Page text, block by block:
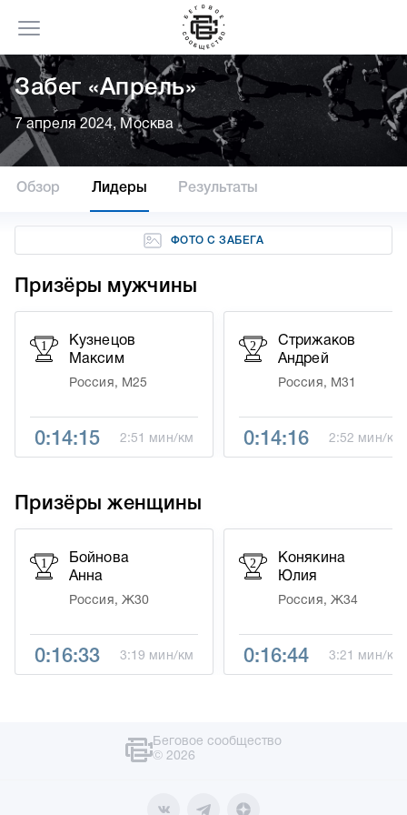
Забег «Апрель»
7 апреля 2024, Москва
Обзор Лидеры Результаты
ФОТО С ЗАБЕГА
Призёры мужчины
1
Кузнецов
Максим
Россия, М25
0:14:15 2:51 мин/км
2
Стрижаков
Андрей
Россия, М31
0:14:16 2:52 мин/км
Призёры женщины
1
Бойнова
Анна
Россия, Ж30
0:16:33 3:19 мин/км
2
Конякина
Юлия
Россия, Ж34
0:16:44 3:21 мин/км
Беговое сообщество
© 2026